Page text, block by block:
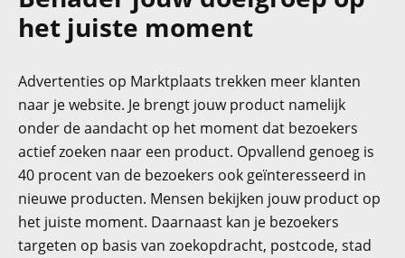
het juiste moment
Advertenties op Marktplaats trekken meer klanten
naar je website. Je brengt jouw product namelijk
onder de aandacht op het moment dat bezoekers
actief zoeken naar een product. Opvallend genoeg is
40 procent van de bezoekers ook geïnteresseerd in
nieuwe producten. Mensen bekijken jouw product op
het juiste moment. Daarnaast kan je bezoekers
targeten op basis van zoekopdracht, postcode, stad